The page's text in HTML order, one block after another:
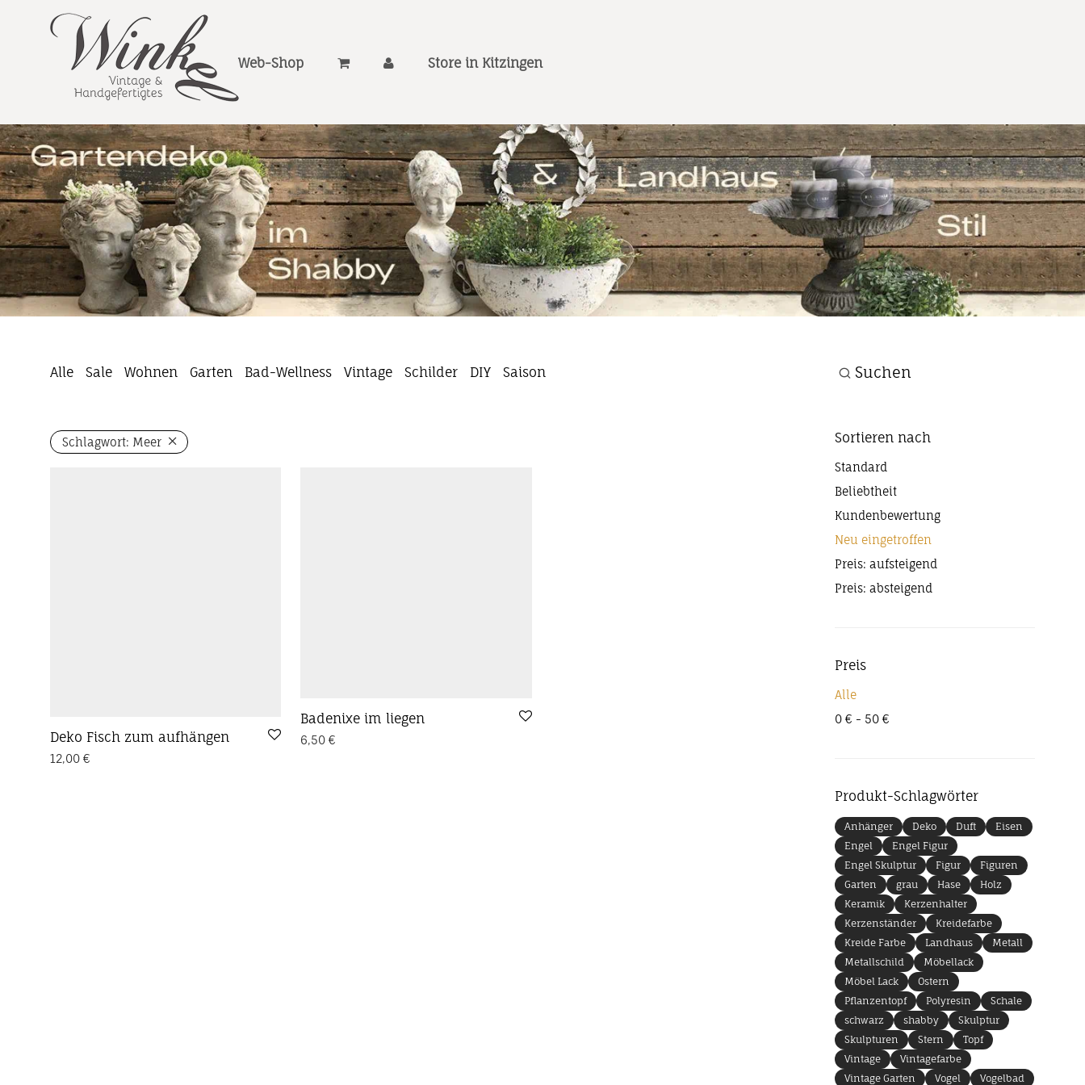
Web-Shop Store in Kitzingen
Suchen
Alle Sale Wohnen Garten Bad-Wellness Vintage Schilder DIY Saison
Sortieren nach
Standard
Beliebtheit
Kundenbewertung
Neu eingetroffen
Preis: aufsteigend
Preis: absteigend
Preis
Alle
0 € - 50 €
Produkt-Schlagwörter
Anhänger Deko Duft
Eisen
Engel
Engel Figur
Engel Skulptur
Figur
Figuren
Garten
grau Hase
Holz
Keramik
Kerzenhalter
Kerzenständer
Kreidefarbe
Kreide Farbe
Landhaus
Metall
Metallschild
Möbellack
Möbel Lack
Ostern
Pflanzentopf
Polyresin
Schale
schwarz
shabby
Skulptur
Skulpturen
Stern
Topf
Vintage
Vintagefarbe
Vintage Garten
Vogel Vogelbad
Schlagwort: Meer
Deko Fisch zum aufhängen
12,00 €
Badenixe im liegen
6,50€